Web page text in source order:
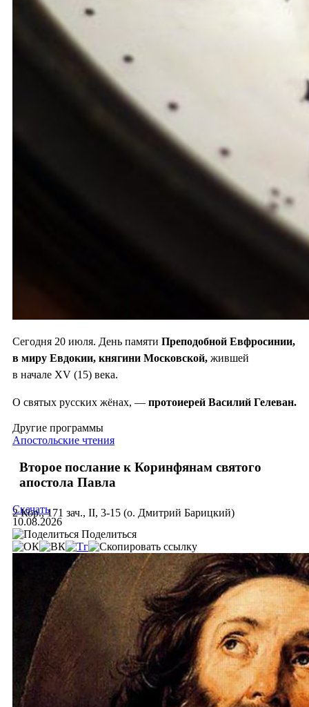
Сегодня 20 июля. День памяти Преподобной Евфросинии,
в миру Евдокии, княгини Московской, жившей
в начале XV (15) века.
О святых русских жёнах, — протоиерей Василий Гелеван.
Другие программы
Апостольские чтения
Второе послание к Коринфянам святого
апостола Павла
2 Кор., 171 зач., II, 3-15 (о. Дмитрий Барицкий)
Скачать
10.08.2026
Поделиться